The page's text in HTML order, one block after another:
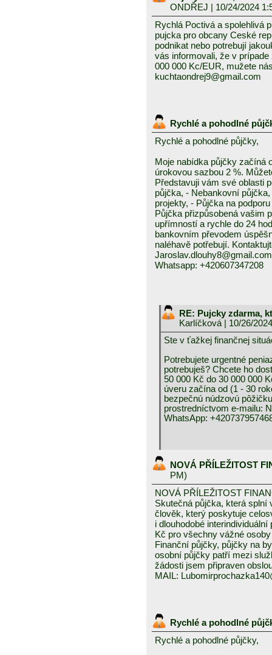
ONDŘEJ | 10/24/2024
Rychlá Poctivá a spolehlivá
pujcka pro obcany Ceské
podnikat nebo potrebují
vás informovali, že v
000 000 Kc/EUR, mužete
kuchtaondrej9@gmail.com
Rychlé a pohodlné
Rychlé a pohodlné půjčky,
Moje nabídka půjčky začíná
úrokovou sazbou 2 %.
Představuji vám své oblasti
půjčka, - Nebankovní
projekty, - Půjčka na
Půjčka přizpůsobená vašim
upřímností a rychle do 24
bankovním převodem
naléhavě potřebují.
Jaroslav.dlouhy8@gmail.com
Whatsapp: +420607347208
RE: Pujcky zdarma,
Karlíčková | 10/26/
Ste v ťažkej finančnej
Potrebujete urgentné
potrebuješ? Chcete ho
50 000 Kč do 30 000 000
úveru začína od (1 - 30
bezpečnú núdzovú
prostredníctvom e-mailu:
WhatsApp:
NOVÁ PŘÍLEŽITOST
PM)
NOVÁ PŘÍLEŽITOST
Skutečná půjčka, která
člověk, který poskytuje
i dlouhodobé
Kč pro všechny vážné
Finanční půjčky, půjčky na
osobní půjčky patří mezi
žádosti jsem připraven
MAIL:
Rychlé a pohodlné
Rychlé a pohodlné půjčky,